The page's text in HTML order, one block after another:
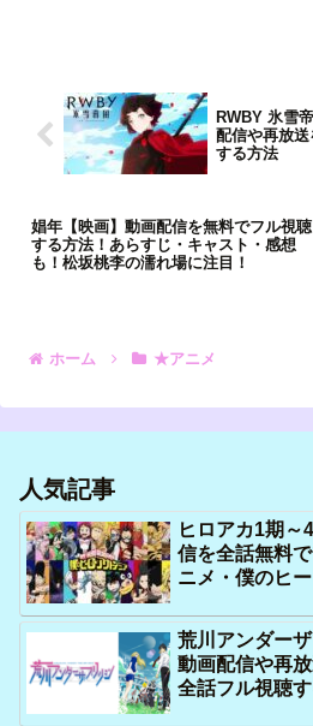
RWBY 氷雪
配信や再放
する方法
娼年【映画】動画配信を無料でフル視聴
する方法！あらすじ・キャスト・感想
も！松坂桃李の濡れ場に注目！
ホーム ★アニメ
人気記事
ヒロアカ1期～
信を全話無料
ニメ・僕のヒ
荒川アンダー
動画配信や再
全話フル視聴